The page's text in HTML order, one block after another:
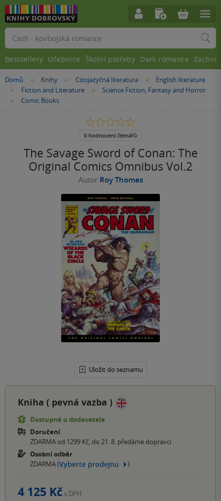
Nacházíte
Domů »Knihy »Cizojazyčná literatura »English literature
»
Fiction and Literature »
Science Fiction, Fantasy and Horror
»
Comic Books
The Savage Sword of Conan: The
Original Comics Omnibus Vol.2
Autor Roy Thomas
Uložit do seznamu
0.0
5
0 hodnocení čtenářů
Kniha ( pevná vazba )
Dostupné u dodavatele
Doručení
ZDARMA od 1299 Kč, do 21. 8. předáme dopravci
Osobní odběr
ZDARMA (Vyberte prodejnu )
4 125 Kč s DPH
Vyhledávání
Bestsellery Učebnice Školní potřeby Dark romance